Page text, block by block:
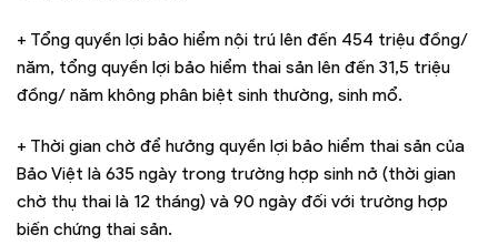
+ Tổng quyền lợi bảo hiểm nội trú lên đến 454 triệu đồng/
năm, tổng quyền lợi bảo hiểm thai sản lên đến 31,5 triệu
đồng/ năm không phân biệt sinh thường, sinh mổ.
+ Thời gian chờ để hưởng quyền lợi bảo hiểm thai sản của
Bảo Việt là 635 ngày trong trường hợp sinh nở (thời gian
chờ thụ thai là 12 tháng) và 90 ngày đối với trường hợp
biến chứng thai sản.